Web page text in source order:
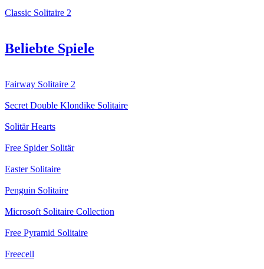
Classic Solitaire 2
Beliebte Spiele
Fairway Solitaire 2
Secret Double Klondike Solitaire
Solitär Hearts
Free Spider Solitär
Easter Solitaire
Penguin Solitaire
Microsoft Solitaire Collection
Free Pyramid Solitaire
Freecell